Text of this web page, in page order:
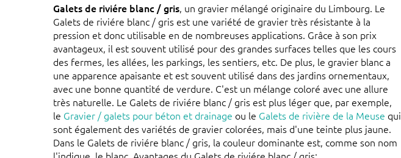
Galets de riviére blanc / gris, un gravier mélangé originaire du Limbourg. Le
Galets de riviére blanc / gris est une variété de gravier très résistante à la
pression et donc utilisable en de nombreuses applications. Grâce à son prix
avantageux, il est souvent utilisé pour des grandes surfaces telles que les cours
des fermes, les allées, les parkings, les sentiers, etc. De plus, le gravier blanc a
une apparence apaisante et est souvent utilisé dans des jardins ornementaux,
avec une bonne quantité de verdure. C'est un mélange coloré avec une allure
très naturelle. Le Galets de riviére blanc / gris est plus léger que, par exemple,
le Gravier / galets pour béton et drainage ou le Galets de rivière de la Meuse qui
sont également des variétés de gravier colorées, mais d'une teinte plus jaune.
Dans le Galets de riviére blanc / gris, la couleur dominante est, comme son nom